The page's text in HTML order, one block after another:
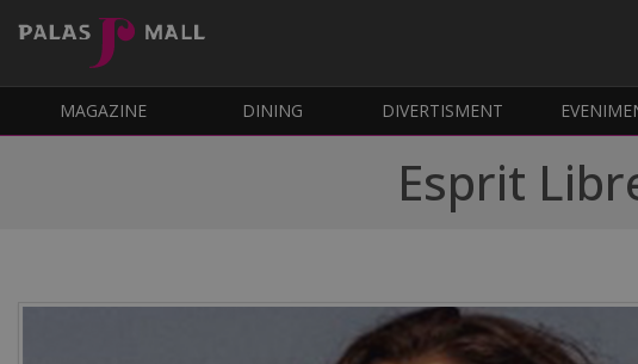
MAGAZINE DINING DIVERTISMENT
Esprit